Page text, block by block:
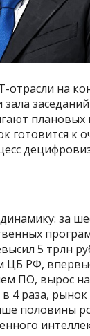
отрасли на
плановых
готовится к
за
5 трлн
РФ,
ПО, вырос
4 раза,
половины